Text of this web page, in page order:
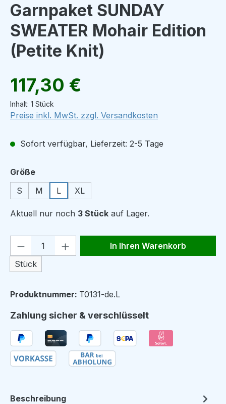
Garnpaket SUNDAY
SWEATER Mohair Edition
(Petite Knit)
Regulärer Preis:
117,30 €
Inhalt: 1 Stück
Preise inkl. MwSt. zzgl. Versandkosten
Sofort verfügbar, Lieferzeit: 2-5 Tage
Größeauswählen
S
M L XL
Aktuell nur noch 3 Stück auf Lager.
Produkt Anzahl: Gib den
Stück
In Ihren Warenkorb
Produktnummer: T0131-de.L
Zahlung sicher & verschlüsselt
Beschreibung